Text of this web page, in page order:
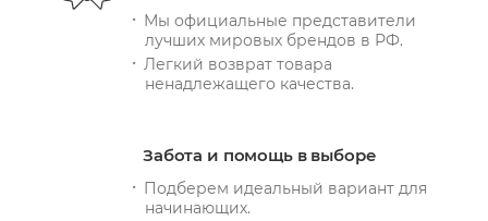
Мы официальные представители
лучших мировых брендов в РФ.
Легкий возврат товара
ненадлежащего качества.
Забота и помощь в выборе
Подберем идеальный вариант для
начинающих.